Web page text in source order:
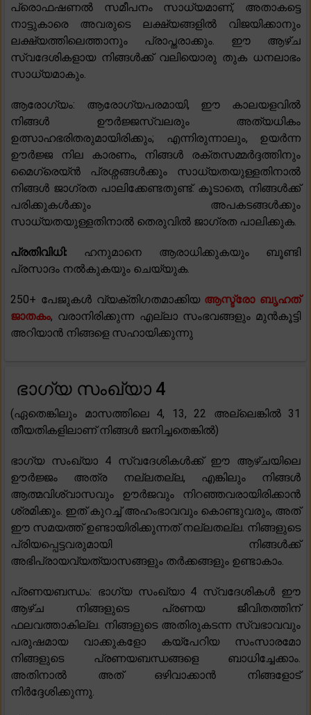
പ്രൊഫഷണൽ സമീപനം സാധ്യമാണ്, അതാകട്ടെ
നാട്ടുകാരെ അവരുടെ ലക്ഷ്യങ്ങളിൽ വിജയിക്കാനും
ലക്ഷ്യത്തിലെത്താനും പ്രാപ്തരാക്കും. ഈ ആഴ്ച
സ്വദേശികളായ നിങ്ങൾക്ക് വലിയൊരു തുക ധനലാഭം
സാധ്യമാകും.
ആരോഗ്യം: ആരോഗ്യപരമായി, ഈ കാലയളവിൽ
നിങ്ങൾ ഊർജ്ജസ്വലരും അത്യധികം
ഉത്സാഹഭരിതരുമായിരിക്കും; എന്നിരുന്നാലും, ഉയർന്ന
ഊർജ്ജ നില കാരണം, നിങ്ങൾ രക്തസമ്മർദ്ദത്തിനും
മൈഗ്രെയ്ൻ പ്രശ്നങ്ങൾക്കും സാധ്യതയുള്ളതിനാൽ
നിങ്ങൾ ജാഗ്രത പാലിക്കേണ്ടതുണ്ട്. കൂടാതെ, നിങ്ങൾക്ക്
പരിക്കുകൾക്കും അപകടങ്ങൾക്കും
സാധ്യതയുള്ളതിനാൽ തെരുവിൽ ജാഗ്രത പാലിക്കുക.
പ്രതിവിധി: ഹനുമാനെ ആരാധിക്കുകയും ബൂണ്ടി
പ്രസാദം നൽകുകയും ചെയ്യുക.
250+ പേജുകൾ വ്യക്തിഗതമാക്കിയ ആസ്ട്രോ ബൃഹത്
ജാതകം, വരാനിരിക്കുന്ന എല്ലാ സംഭവങ്ങളും മുൻകൂട്ടി
അറിയാൻ നിങ്ങളെ സഹായിക്കുന്നു
ഭാഗ്യ സംഖ്യാ 4
(ഏതെങ്കിലും മാസത്തിലെ 4, 13, 22 അല്ലെങ്കിൽ 31
തീയതികളിലാണ് നിങ്ങൾ ജനിച്ചതെങ്കിൽ)
ഭാഗ്യ സംഖ്യാ 4 സ്വദേശികൾക്ക് ഈ ആഴ്‌ചയിലെ
ഊർജ്ജം അത്ര നല്ലതല്ല, എങ്കിലും നിങ്ങൾ
ആത്മവിശ്വാസവും ഊർജവും നിറഞ്ഞവരായിരിക്കാൻ
ശ്രമിക്കും. ഇത് കുറച്ച് അഹംഭാവവും കൊണ്ടുവരും, അത്
ഈ സമയത്ത് ഉണ്ടായിരിക്കുന്നത് നല്ലതല്ല. നിങ്ങളുടെ
പ്രിയപ്പെട്ടവരുമായി നിങ്ങൾക്ക്
അഭിപ്രായവ്യത്യാസങ്ങളും തർക്കങ്ങളും ഉണ്ടാകാം.
പ്രണയബന്ധം: ഭാഗ്യ സംഖ്യാ 4 സ്വദേശികൾ ഈ
ആഴ്ച നിങ്ങളുടെ പ്രണയ ജീവിതത്തിന്
ഫലവത്താകില്ല. നിങ്ങളുടെ അതിരുകടന്ന സ്വഭാവവും
പരുഷമായ വാക്കുകളോ കയ്പേറിയ സംസാരമോ
നിങ്ങളുടെ പ്രണയബന്ധങ്ങളെ ബാധിച്ചേക്കാം.
അതിനാൽ അത് ഒഴിവാക്കാൻ നിങ്ങളോട്
നിർദ്ദേശിക്കുന്നു.